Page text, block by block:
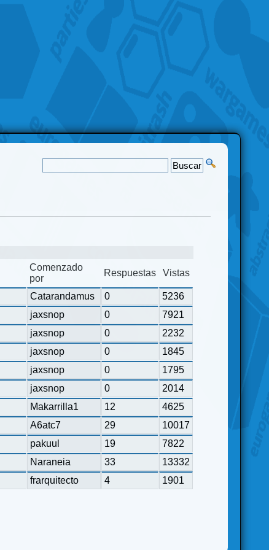
Comenzado
por
Respuestas Vistas
Catarandamus 0
5236
jaxsnop 0
7921
jaxsnop 0
2232
jaxsnop 0
1845
jaxsnop 0
1795
jaxsnop 0
2014
Makarrilla1 12
4625
A6atc7 29
10017
pakuul 19
7822
Naraneia 33
13332
frarquitecto 4
1901